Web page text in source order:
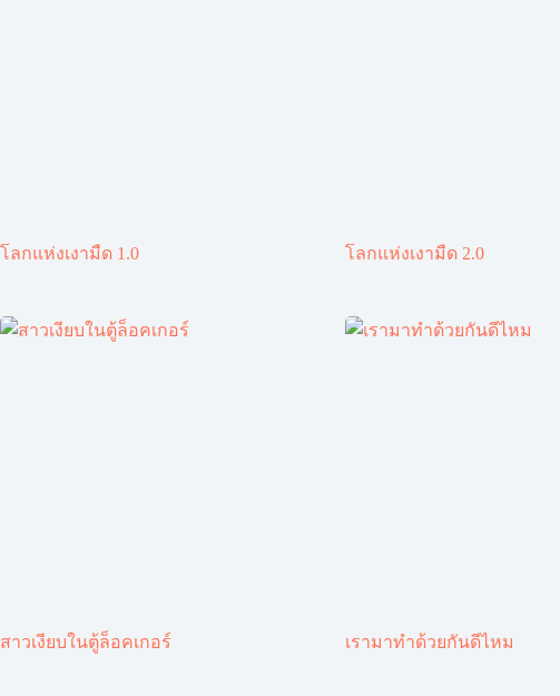
โลกแห่งเงามืด 1.0 โลกแห่งเงามืด 2.0
สาวเงียบในตู้ล็อคเกอร์ เรามาทำด้วยกันดีไหม